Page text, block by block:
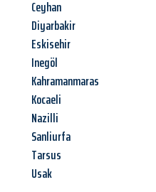
Ceyhan
Diyarbakir
Eskisehir
Inegöl
Kahramanmaras
Kocaeli
Nazilli
Sanliurfa
Tarsus
Usak